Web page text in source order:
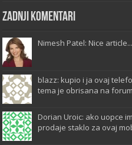
Zadnji komentari
Nimesh Patel: Nice article...
blazz: kupio i ja ovaj
tema je obrisana na
Dorian Uroic: ako uopce
prodaje staklo za ovaj